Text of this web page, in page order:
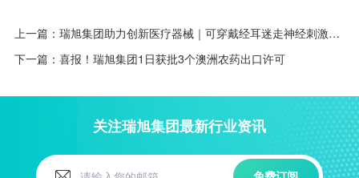
上一篇： 瑞旭集团助力创新医疗器械｜可穿戴经耳迷走神经刺激仪获批上市
下一篇： 喜报！瑞旭集团1日获批3个澳洲农药出口许可
关注瑞旭集团最新行业资讯